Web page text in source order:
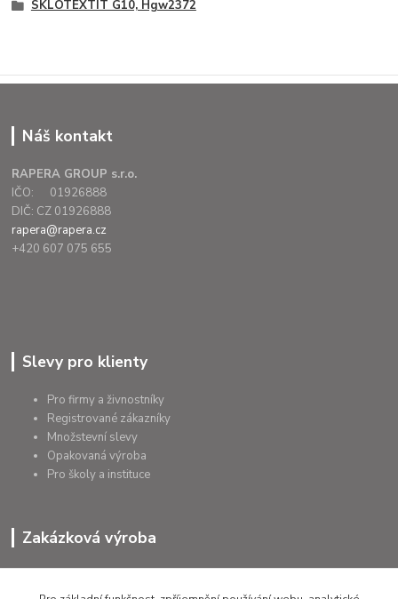
SKLOTEXTIT G10, Hgw2372
Náš kontakt
RAPERA GROUP s.r.o.
IČO: 01926888
DIČ: CZ 01926888
rapera@rapera.cz
+420 607 075 655
Slevy pro klienty
Pro firmy a živnostníky
Registrované zákazníky
Množstevní slevy
Opakovaná výroba
Pro školy a instituce
Zakázková výroba
Přířezy na míru